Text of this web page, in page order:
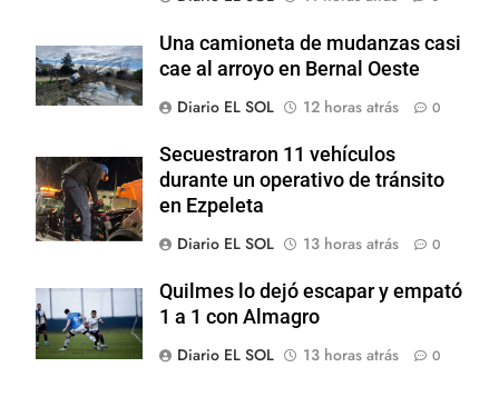
Una camioneta de mudanzas casi
cae al arroyo en Bernal Oeste
Diario EL SOL
12 horas atrás 0
Secuestraron 11 vehículos
durante un operativo de tránsito
en Ezpeleta
Diario EL SOL
13 horas atrás 0
Quilmes lo dejó escapar y empató
1 a 1 con Almagro
Diario EL SOL
13 horas atrás 0